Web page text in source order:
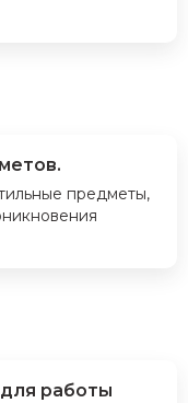
предметы,
работы